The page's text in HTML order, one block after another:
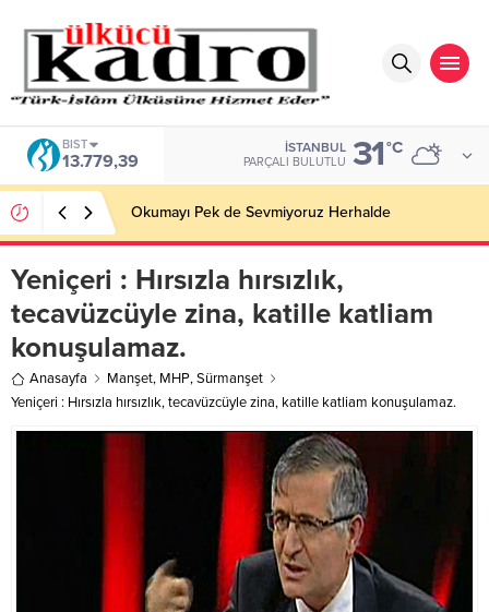
BIST
13.779,39
İSTANBUL
PARÇALI BULUTLU 31°C
Okumayı Pek de Sevmiyoruz Herhalde
Yeniçeri : Hırsızla hırsızlık,
tecavüzcüyle zina, katille katliam
konuşulamaz.
Anasayfa Manşet, MHP,Sürmanşet
Yeniçeri : Hırsızla hırsızlık, tecavüzcüyle zina, katille katliam konuşulamaz.